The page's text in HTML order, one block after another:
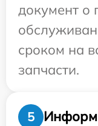
документ о
сроком на
запчасти.
5